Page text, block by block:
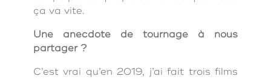
ça va vite.
Une anecdote de tournage à nous
partager ?
C’est vrai qu’en 2019, j’ai fait trois films